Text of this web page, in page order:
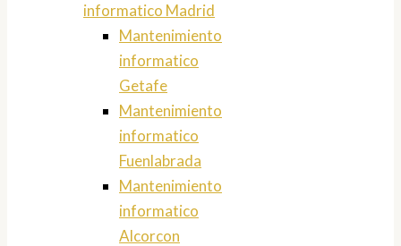
informatico Madrid
Mantenimiento
informatico
Getafe
Mantenimiento
informatico
Fuenlabrada
Mantenimiento
informatico
Alcorcon